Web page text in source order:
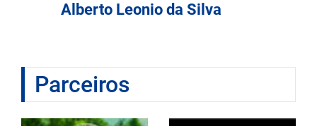
Alberto Leonio da Silva
Parceiros